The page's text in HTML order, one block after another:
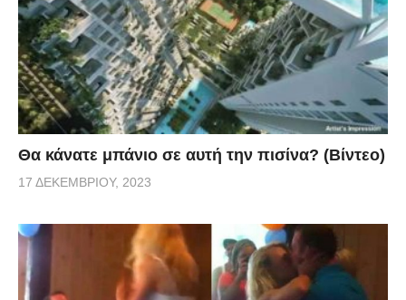
Θα κάνατε μπάνιο σε αυτή την πισίνα? (Βίντεο)
17 ΔΕΚΕΜΒΡΊΟΥ, 2023